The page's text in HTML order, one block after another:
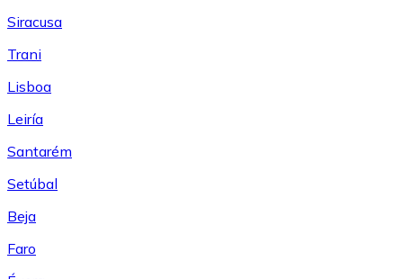
Siracusa
Trani
Lisboa
Leiría
Santarém
Setúbal
Beja
Faro